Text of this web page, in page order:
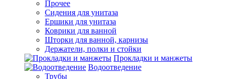
Прочее
Сидения для унитаза
Ершики для унитаза
Коврики для ванной
Шторки для ванной, карнизы
Держатели, полки и стойки
Прокладки и манжеты
Водоотведение
Трубы